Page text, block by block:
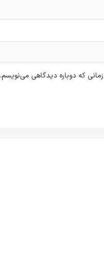
که دوباره دیدگاهی می‌نویسم.